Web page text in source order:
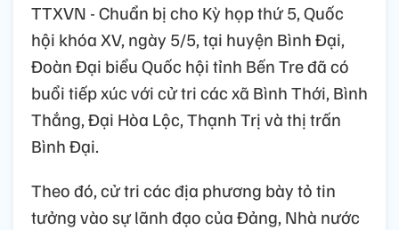
TTXVN - Chuẩn bị cho Kỳ họp thứ 5, Quốc
hội khóa XV, ngày 5/5, tại huyện Bình Đại,
Đoàn Đại biểu Quốc hội tỉnh Bến Tre đã có
buổi tiếp xúc với cử tri các xã Bình Thới, Bình
Thắng, Đại Hòa Lộc, Thạnh Trị và thị trấn
Bình Đại.
Theo đó, cử tri các địa phương bày tỏ tin
tưởng vào sự lãnh đạo của Đảng, Nhà nước